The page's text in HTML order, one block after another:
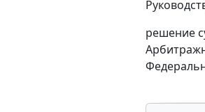
решение